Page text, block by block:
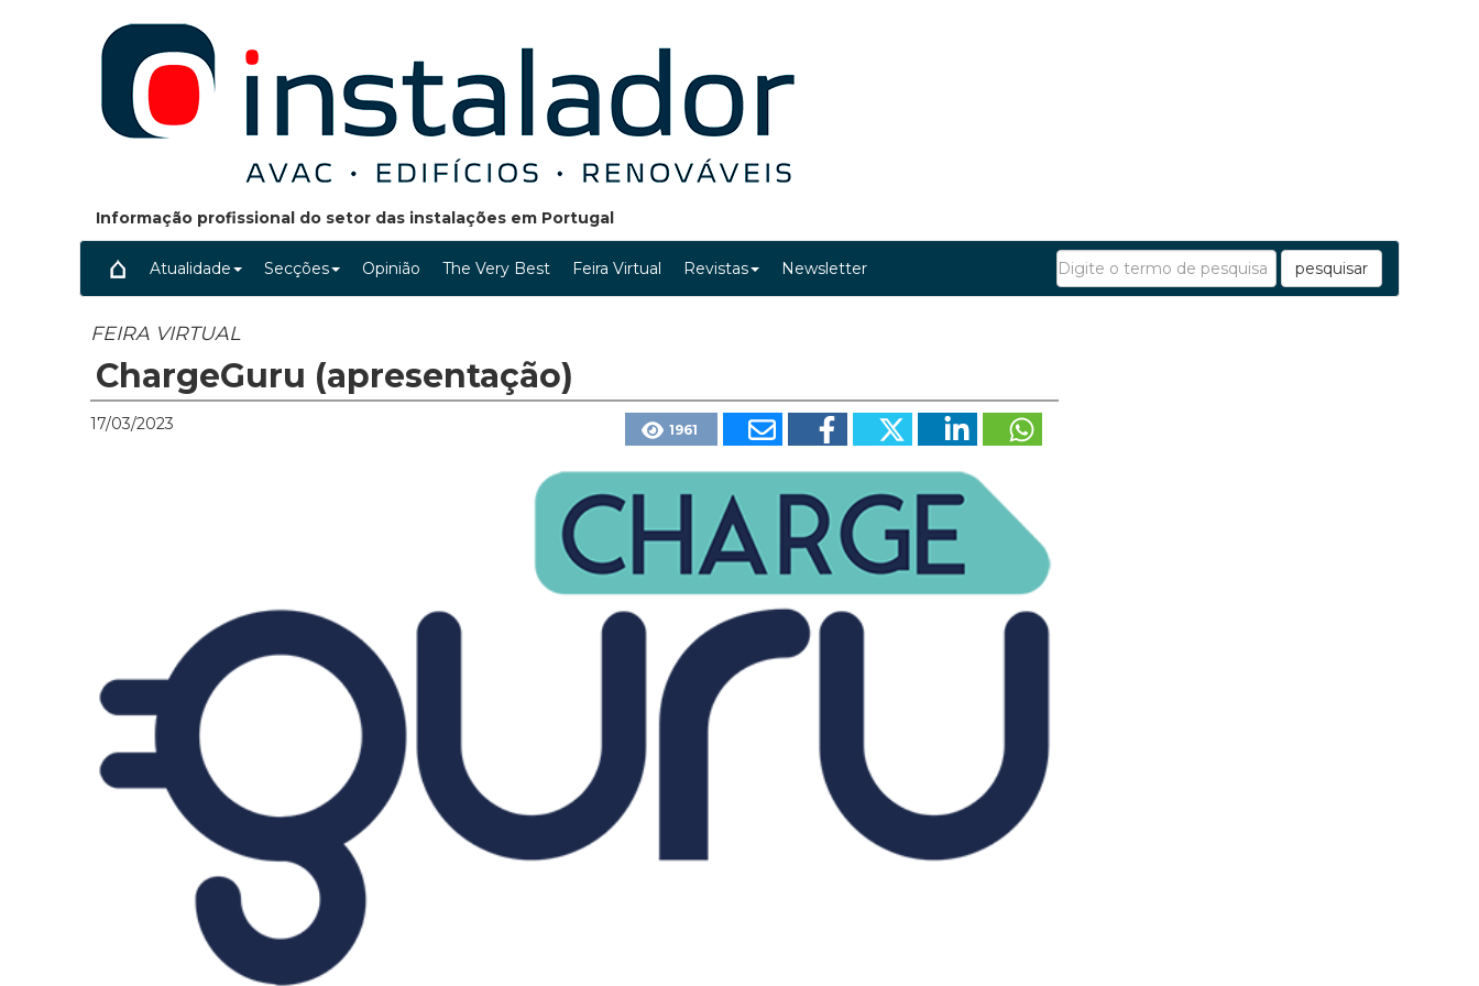
Informação profissional do setor das instalações em Portugal
Atualidade Secções Opinião The Very Best Feira Virtual Revistas Newsletter pesquisar
FEIRA VIRTUAL
ChargeGuru (apresentação)
17/03/2023 1961